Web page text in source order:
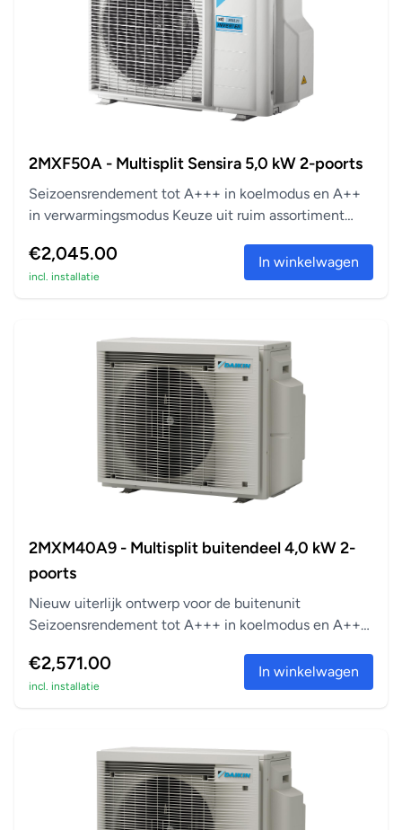
2MXF50A - Multisplit Sensira 5,0 kW 2-poorts
Seizoensrendement tot A+++ in koelmodus en A++
in verwarmingsmodus Keuze uit ruim assortiment
€2,045.00
incl. installatie
In winkelwagen
2MXM40A9 - Multisplit buitendeel 4,0 kW 2-
poorts
Nieuw uiterlijk ontwerp voor de buitenunit
Seizoensrendement tot A+++ in koelmodus en A++
€2,571.00
incl. installatie
In winkelwagen